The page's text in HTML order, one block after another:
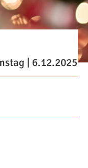
| 6.12.2025